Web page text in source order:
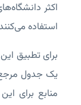
اکثر
استفاده
برای تطبیق
یک جدول مرجع
منابع برای